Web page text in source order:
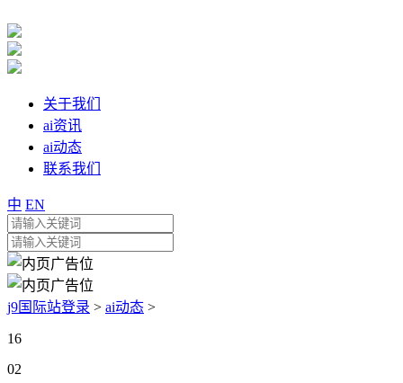
关于我们
ai资讯
ai动态
联系我们
中 EN
j9国际站登录 > ai动态 >
16
02